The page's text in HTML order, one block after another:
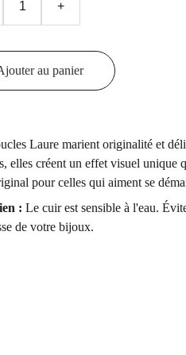
+
au panier
Laure marient originalité et
elles créent un effet visuel unique
pour celles qui aiment se
: Le cuir est sensible à l'eau.
de votre bijoux.